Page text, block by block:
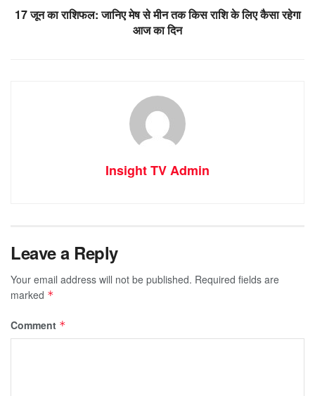
17 जून का राशिफल: जानिए मेष से मीन तक किस राशि के लिए कैसा रहेगा
आज का दिन
Insight TV Admin
Leave a Reply
Your email address will not be published. Required fields are
marked *
Comment *